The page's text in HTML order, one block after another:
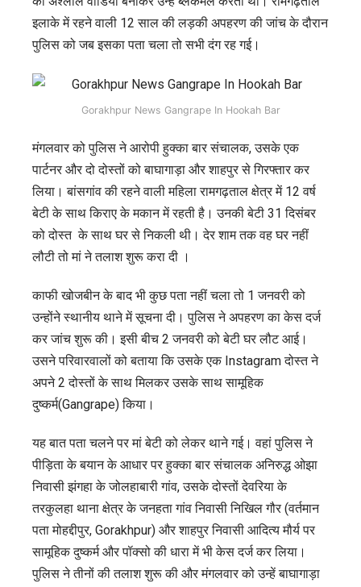
इलाके में रहने वाली 12 साल की लड़की अपहरण की जांच के दौरान
पुलिस को जब इसका पता चला तो सभी दंग रह गई।
Gorakhpur News Gangrape In Hookah Bar
मंगलवार को पुलिस ने आरोपी हुक्का बार संचालक, उसके एक
पार्टनर और दो दोस्तों को बाघागाड़ा और शाहपुर से गिरफ्तार कर
लिया। बांसगांव की रहने वाली महिला रामगढ़ताल क्षेत्र में 12 वर्ष
बेटी के साथ किराए के मकान में रहती है। उनकी बेटी 31 दिसंबर
को दोस्त के साथ घर से निकली थी। देर शाम तक वह घर नहीं
लौटी तो मां ने तलाश शुरू करा दी ।
काफी खोजबीन के बाद भी कुछ पता नहीं चला तो 1 जनवरी को
उन्होंने स्थानीय थाने में सूचना दी। पुलिस ने अपहरण का केस दर्ज
कर जांच शुरू की। इसी बीच 2 जनवरी को बेटी घर लौट आई।
उसने परिवारवालों को बताया कि उसके एक Instagram दोस्त ने
अपने 2 दोस्तों के साथ मिलकर उसके साथ सामूहिक
दुष्कर्म(Gangrape) किया।
यह बात पता चलने पर मां बेटी को लेकर थाने गई। वहां पुलिस ने
पीड़िता के बयान के आधार पर हुक्का बार संचालक अनिरुद्ध ओझा
निवासी झंगहा के जोलहाबारी गांव, उसके दोस्तों देवरिया के
तरकुलहा थाना क्षेत्र के जनहता गांव निवासी निखिल गौर (वर्तमान
पता मोहद्दीपुर, Gorakhpur) और शाहपुर निवासी आदित्य मौर्य पर
सामूहिक दुष्कर्म और पॉक्सो की धारा में भी केस दर्ज कर लिया।
पुलिस ने तीनों की तलाश शुरू की और मंगलवार को उन्हें बाघागाड़ा